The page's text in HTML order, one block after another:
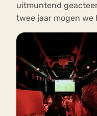
uitmuntend
twee jaar mogen we